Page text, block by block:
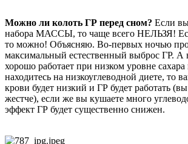
Можно ли колоть ГР перед сном? Если
набора МАССЫ, то чаще всего НЕЛЬЗЯ!
то можно! Объясняю. Во-первых ночью
максимальный естественный выброс ГР. А
хорошо работает при низком уровне
находитесь на низкоуглеводной диете, то
крови будет низкий и ГР будет работать
жестче), если же вы кушаете много
эффект ГР будет существенно снижен.